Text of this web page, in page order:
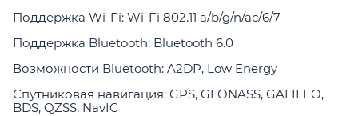
Поддержка Wi-Fi: Wi-Fi 802.11 a/b/g/n/ac/6/7
Поддержка Bluetooth: Bluetooth 6.0
Возможности Bluetooth: A2DP, Low Energy
Спутниковая навигация: GPS, GLONASS, GALILEO,
BDS, QZSS, NavIC